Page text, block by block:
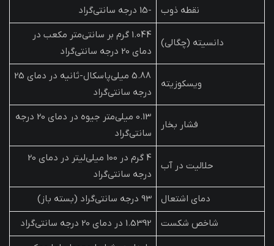
نقطه ذوب
-15 درجه سانتی‌گراد
دانسیته (چگالی)
1.044 گرم بر سانتی‌متر مکعب در
دمای 20 درجه سانتی‌گراد
ویسکوزیته
5.88 میلی‌پاسکال-ثانیه در دمای 25
درجه سانتی‌گراد
فشار بخار
0.13 میلی‌متر جیوه در دمای 20 درجه
سانتی‌گراد
حلالیت در آب
4 گرم در 100 میلی‌لیتر در دمای 20
درجه سانتی‌گراد
دمای اشتعال
93 درجه سانتی‌گراد (بسته باز)
شاخص شکست